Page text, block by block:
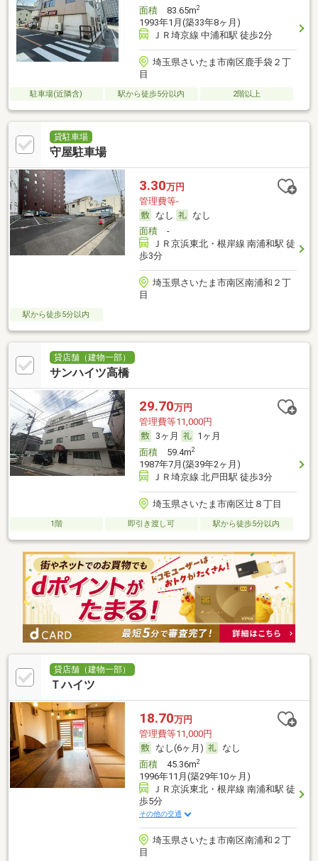
面積83.65m2
1993年1月(築33年8ヶ月)
ＪＲ埼京線 中浦和駅 徒歩2分
埼玉県さいたま市南区鹿手袋２丁
目
駐車場(近隣含) 駅から徒歩5分以内 2階以上
貸駐車場
守屋駐車場
3.30万円
管理費等-
なし
なし
面積-
ＪＲ京浜東北・根岸線 南浦和駅 徒
歩3分
埼玉県さいたま市南区南浦和２丁
目
駅から徒歩5分以内
貸店舗（建物一部）
サンハイツ高橋
29.70万円
管理費等11,000円
3ヶ月
1ヶ月
面積59.4m2
1987年7月(築39年2ヶ月)
ＪＲ埼京線 北戸田駅 徒歩3分
埼玉県さいたま市南区辻８丁目
1階 即引き渡し可 駅から徒歩5分以内
貸店舗（建物一部）
Ｔハイツ
18.70万円
管理費等11,000円
なし(6ヶ月)
なし
面積45.36m2
1996年11月(築29年10ヶ月)
ＪＲ京浜東北・根岸線 南浦和駅 徒
歩5分
その他の交通
埼玉県さいたま市南区南浦和２丁
目